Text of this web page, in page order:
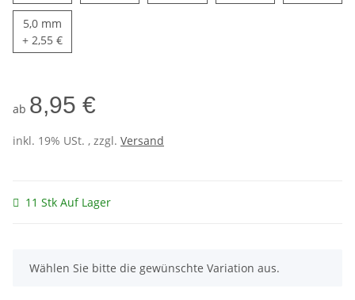
5,0 mm
+ 2,55 €
ab 8,95 €
inkl. 19% USt. , zzgl. Versand
11 Stk Auf Lager
x
Wählen Sie bitte die gewünschte Variation aus.